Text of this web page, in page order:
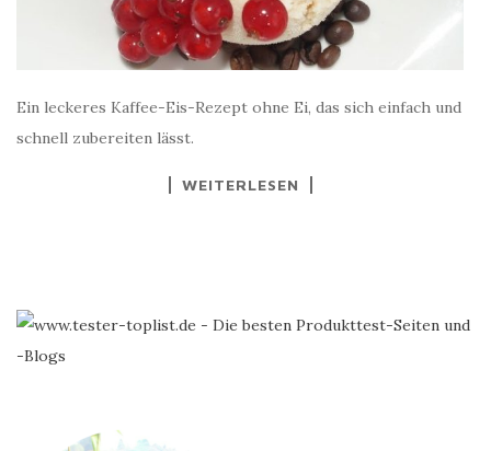
Ein leckeres Kaffee-Eis-Rezept ohne Ei, das sich einfach und
schnell zubereiten lässt.
WEITERLESEN